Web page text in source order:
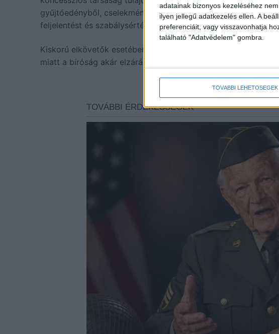
adatainak bizonyos kezeléséhez
ilyen jellegű adatkezelés ellen. A
preferenciáit, vagy visszavonhatja
található "Adatvédelem" gombra.
TOVÁBBI LEHETŐSÉGEK
gyűjtőedényből, cselekménye
tulajdon elleni
feljelentést és szabálysértési eljárást vonhat maga után.
Kiskorú elkövetők esetében a bírság maximális összege 32
miatt a bíróság akár elzárásra, pénzbüntetésre vagy